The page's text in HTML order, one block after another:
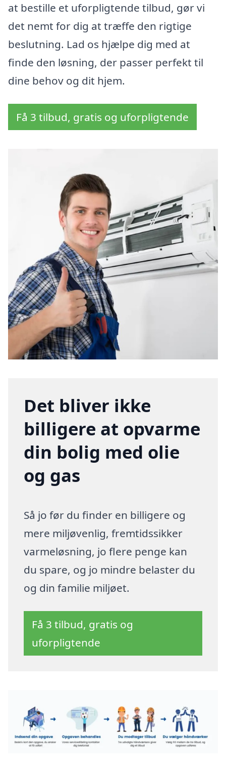
at bestille et uforpligtende tilbud, gør vi
det nemt for dig at træffe den rigtige
beslutning. Lad os hjælpe dig med at
finde den løsning, der passer perfekt til
dine behov og dit hjem.
Få 3 tilbud, gratis og uforpligtende
Det bliver ikke
billigere at opvarme
din bolig med olie
og gas
Så jo før du finder en billigere og
mere miljøvenlig, fremtidssikker
varmeløsning, jo flere penge kan
du spare, og jo mindre belaster du
og din familie miljøet.
Få 3 tilbud, gratis og
uforpligtende